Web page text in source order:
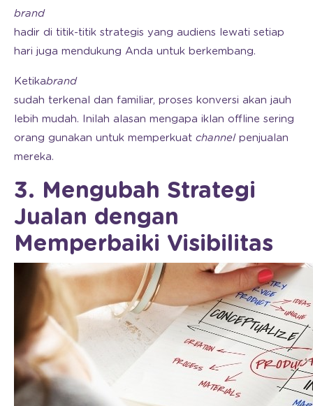
brand
hadir di titik-titik strategis yang audiens lewati setiap
hari juga mendukung Anda untuk berkembang.
Ketikabrand
sudah terkenal dan familiar, proses konversi akan jauh
lebih mudah. Inilah alasan mengapa iklan offline sering
orang gunakan untuk memperkuat channelpenjualan
mereka.
3. Mengubah Strategi
Jualan dengan
Memperbaiki Visibilitas